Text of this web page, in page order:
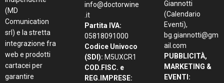
(MD
Comunication
srl) e la stretta
integrazione fra
web e prodotti
cartacei per
garantire
info@doctorwine
.it
Partita IVA:
05818091000
Codice Univoco
(SDI): M5UXCR1
COD.FISC. e
REG.IMPRESE:
Giannotti
(Calendario
Eventi),
bg.giannotti@gm
ail.com
PUBBLICITÀ,
MARKETING &
EVENTI: